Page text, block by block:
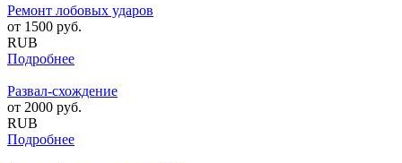
Ремонт лобовых ударов
от 1500 руб.
RUB
Подробнее
Развал-схождение
от 2000 руб.
RUB
Подробнее